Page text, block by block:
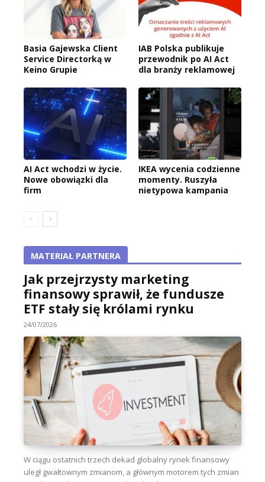
Basia Gajewska Client
Service Directorką w
Keino Grupie
IAB Polska publikuje
przewodnik po AI Act
dla branży reklamowej
AI Act wchodzi w życie.
Nowe obowiązki dla
firm
IKEA wycenia codzienne
momenty. Ruszyła
nietypowa kampania
MATERIAŁ PARTNERA
Jak przejrzysty marketing
finansowy sprawił, że fundusze
ETF stały się królami rynku
24/07/2026
W ciągu ostatnich trzech dekad globalny rynek finansowy
uległ gwałtownym zmianom, a głównym motorem tych zmian